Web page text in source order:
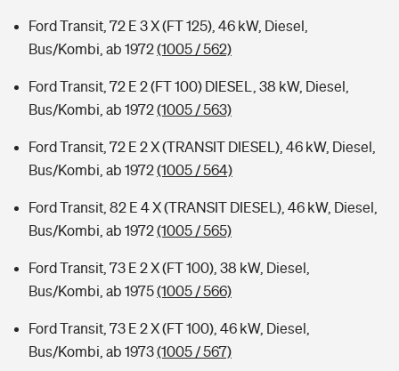
Ford Transit, 72 E 3 X (FT 125), 46 kW, Diesel,
Bus/Kombi, ab 1972(1005 / 562)
Ford Transit, 72 E 2 (FT 100) DIESEL, 38 kW, Diesel,
Bus/Kombi, ab 1972(1005 / 563)
Ford Transit, 72 E 2 X (TRANSIT DIESEL), 46 kW, Diesel,
Bus/Kombi, ab 1972(1005 / 564)
Ford Transit, 82 E 4 X (TRANSIT DIESEL), 46 kW, Diesel,
Bus/Kombi, ab 1972(1005 / 565)
Ford Transit, 73 E 2 X (FT 100), 38 kW, Diesel,
Bus/Kombi, ab 1975(1005 / 566)
Ford Transit, 73 E 2 X (FT 100), 46 kW, Diesel,
Bus/Kombi, ab 1973(1005 / 567)